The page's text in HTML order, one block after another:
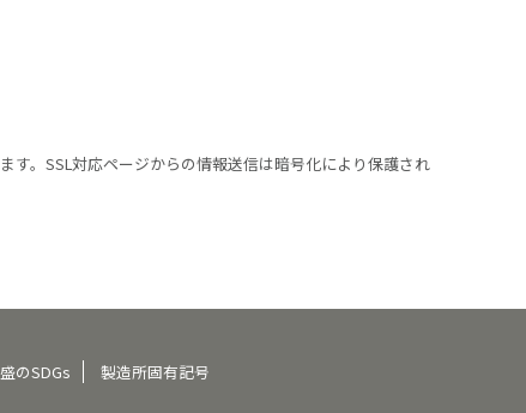
す。SSL対応ページからの情報送信は暗号化により保護され
のSDGs 製造所固有記号